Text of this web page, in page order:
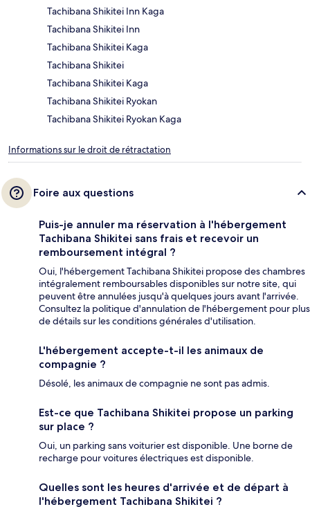
Tachibana Shikitei Inn Kaga
Tachibana Shikitei Inn
Tachibana Shikitei Kaga
Tachibana Shikitei
Tachibana Shikitei Kaga
Tachibana Shikitei Ryokan
Tachibana Shikitei Ryokan Kaga
Informations sur le droit de rétractation
Foire aux questions
Puis-je annuler ma réservation à l'hébergement
Tachibana Shikitei sans frais et recevoir un
remboursement intégral ?
Oui, l'hébergement Tachibana Shikitei propose des chambres
intégralement remboursables disponibles sur notre site, qui
peuvent être annulées jusqu'à quelques jours avant l'arrivée.
Consultez la politique d'annulation de l'hébergement pour plus
de détails sur les conditions générales d'utilisation.
L'hébergement accepte-t-il les animaux de
compagnie ?
Désolé, les animaux de compagnie ne sont pas admis.
Est-ce que Tachibana Shikitei propose un parking
sur place ?
Oui, un parking sans voiturier est disponible. Une borne de
recharge pour voitures électriques est disponible.
Quelles sont les heures d'arrivée et de départ à
l'hébergement Tachibana Shikitei ?